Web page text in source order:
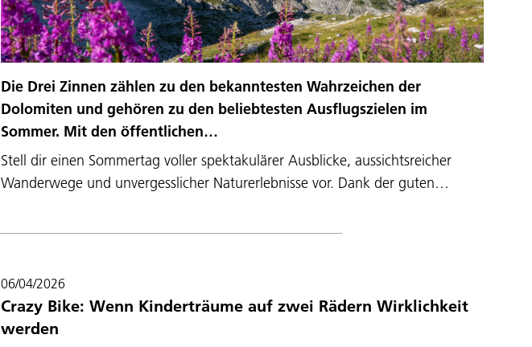
Die Drei Zinnen zählen zu den bekanntesten Wahrzeichen der
Dolomiten und gehören zu den beliebtesten Ausflugszielen im
Sommer. Mit den öffentlichen…
Stell dir einen Sommertag voller spektakulärer Ausblicke, aussichtsreicher
Wanderwege und unvergesslicher Naturerlebnisse vor. Dank der guten…
06/04/2026
Crazy Bike: Wenn Kinderträume auf zwei Rädern Wirklichkeit
werden